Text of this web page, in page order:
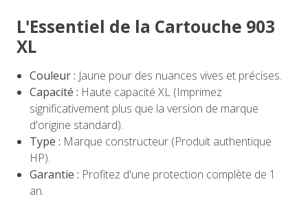
L'Essentiel de la Cartouche 903
XL
Couleur : Jaune pour des nuances vives et précises.
Capacité : Haute capacité XL (Imprimez
significativement plus que la version de marque
d'origine standard).
Type : Marque constructeur (Produit authentique
HP).
Garantie : Profitez d'une protection complète de 1
an.